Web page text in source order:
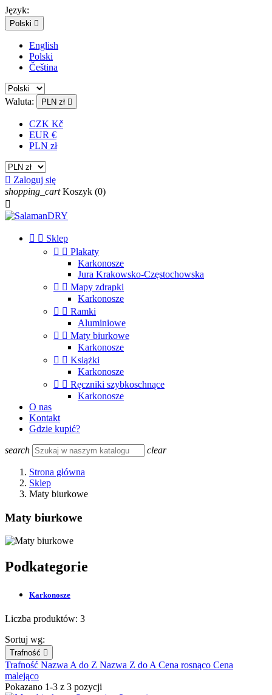
Język:
Polski 
English
Polski
Čeština
Waluta: PLN zł 
CZK Kč
EUR €
PLN zł
 Zaloguj się
shopping_cart Koszyk (0)

  Sklep
  Plakaty
Karkonosze
Jura Krakowsko-Częstochowska
  Mapy zdrapki
Karkonosze
  Ramki
Aluminiowe
  Maty biurkowe
Karkonosze
  Książki
Karkonosze
  Ręczniki szybkoschnące
Karkonosze
O nas
Kontakt
Gdzie kupić?
search clear
Strona główna
Sklep
Maty biurkowe
Maty biurkowe
Podkategorie
Karkonosze
Liczba produktów: 3
Sortuj wg:
Trafność 
Trafność Nazwa A do Z Nazwa Z do A Cena rosnąco Cena
malejąco
Pokazano 1-3 z 3 pozycji